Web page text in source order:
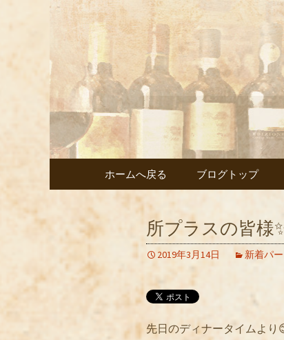
武蔵小杉
ェント
武蔵小杉の美味しいイ
コンテンツへ移動
ホームへ戻る ブログトップ
所プラスの皆様
2019年3月14日 新着パ
先日のディナータイムより